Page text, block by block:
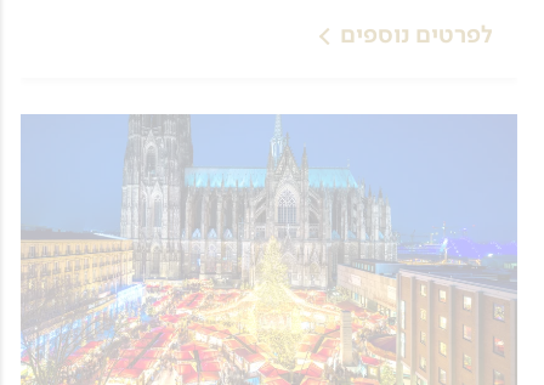
לפרטים נוספים